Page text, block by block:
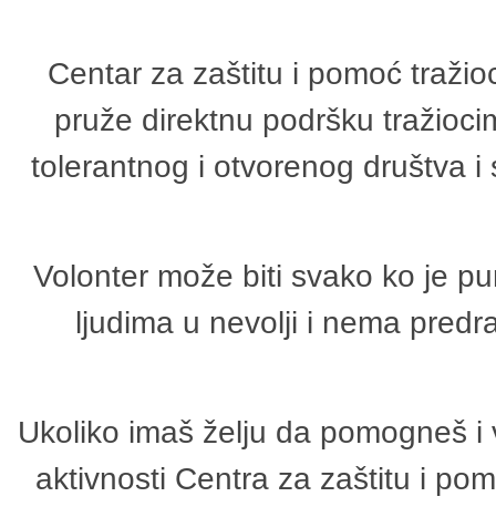
Centar za zaštitu i pomoć
pruže direktnu podršku
tolerantnog i otvorenog društva
Volonter može biti svako ko je
ljudima u nevolji i nema
Ukoliko imaš želju da pomogneš
aktivnosti Centra za zaštitu i